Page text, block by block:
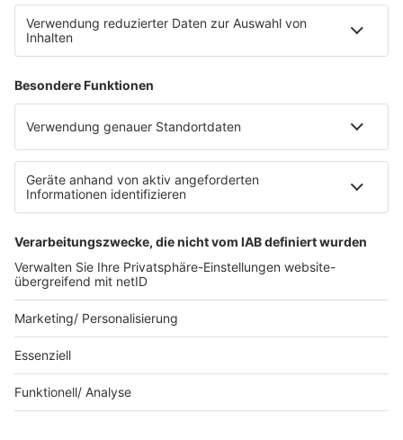
Impressum
Datenschutz
Datenschutzeinstellungen
Datenverarbeitung bei Gewinnspielen
Teilnahmebedingungen
Gewinnspielregeln Social Media
KI-Leitlinie
Die neuesten Updates für deinen
© bigKARRIERE - Eine Marke der Audiotainment Südwest
GmbH & Co. KG